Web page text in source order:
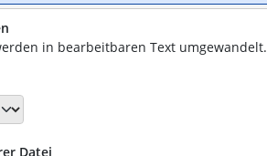
in bearbeitbaren Text umgewandelt.
Datei